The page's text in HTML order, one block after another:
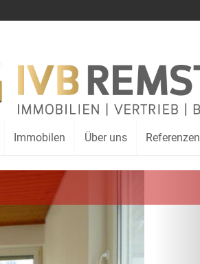
Immobilen Über uns Referenzen